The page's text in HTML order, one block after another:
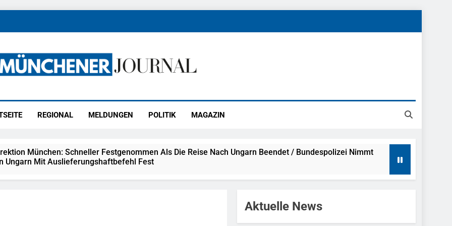
REGIONAL MELDUNGEN POLITIK MAGAZIN
München: Schneller Festgenommen Als Die Reise Nach Ungarn Beendet / Bundespolizei Nimmt
Ungarn Mit Auslieferungshaftbefehl Fest
Aktuelle News